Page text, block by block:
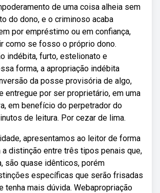
de uma coisa alheia sem
do dono, e o criminoso acaba
por empréstimo ou em confiança,
como se fosso o próprio dono.
indébita, furto, estelionato e
forma, a apropriação indébita
da posse provisória de algo,
entregue por ser proprietário, em uma
em benefício do perpetrador do
de leitura. Por cezar de lima.
apresentamos ao leitor de forma
a distinção entre três tipos penais que,
são quase idênticos, porém
específicas que serão frisadas
tenha mais dúvida. Webapropriação